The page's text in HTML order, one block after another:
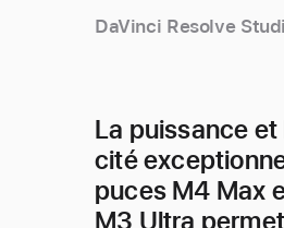
DaVinci Resolve
La puissance
cité
puces M4 Max
M3 Ultra